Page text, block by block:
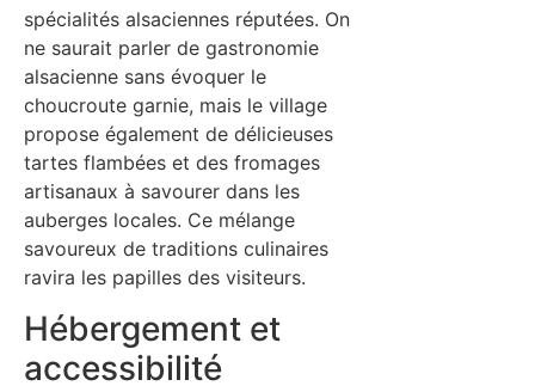
spécialités alsaciennes réputées. On
ne saurait parler de gastronomie
alsacienne sans évoquer le
choucroute garnie, mais le village
propose également de délicieuses
tartes flambées et des fromages
artisanaux à savourer dans les
auberges locales. Ce mélange
savoureux de traditions culinaires
ravira les papilles des visiteurs.
Hébergement et
accessibilité